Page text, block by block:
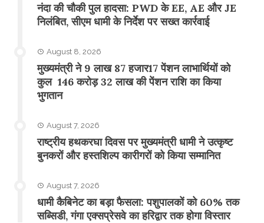
नंदा की चौकी पुल हादसा: PWD के EE, AE और JE
निलंबित, सीएम धामी के निर्देश पर सख्त कार्रवाई
August 8, 2026
मुख्यमंत्री ने 9 लाख 87 हजार17 पेंशन लाभार्थियों को
कुल 146 करोड़ 32 लाख की पेंशन राशि का किया
भुगतान
August 7, 2026
राष्ट्रीय हथकरघा दिवस पर मुख्यमंत्री धामी ने उत्कृष्ट
बुनकरों और हस्तशिल्प कारीगरों को किया सम्मानित
August 7, 2026
​धामी कैबिनेट का बड़ा फैसला: पशुपालकों को 60% तक
सब्सिडी, गंगा एक्सप्रेसवे का हरिद्वार तक होगा विस्तार